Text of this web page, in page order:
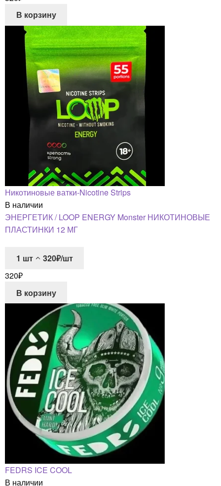
В корзину
Никотиновые ватки-Nicotine Strips
В наличии
ЭНЕРГЕТИК / LOOP ENERGY Monster НИКОТИНОВЫЕ
ПЛАСТИНКИ 12 МГ
1 шт
320₽/шт
320₽
В корзину
FEDRS ICE COOL
В наличии